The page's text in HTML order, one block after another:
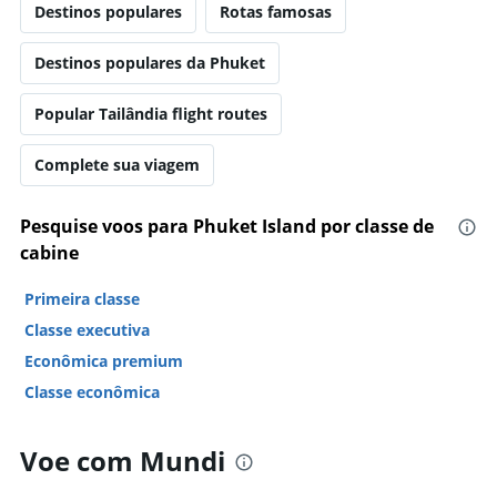
Destinos populares Rotas famosas
Destinos populares da Phuket
Popular Tailândia flight routes
Complete sua viagem
Pesquise voos para Phuket Island por classe de
cabine
Primeira classe
Classe executiva
Econômica premium
Classe econômica
Voe com Mundi